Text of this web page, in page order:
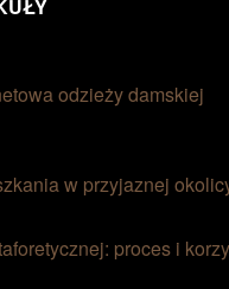
odzieży damskiej
w przyjaznej
proces i